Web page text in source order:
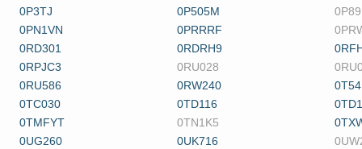
0P3TJ
0P505M
0PN1VN
0PRRRF
0RD301
0RDRH9
0RPJC3
0RU028
0RU586
0RW240
0TC030
0TD116
0TMFYT
0TN1K5
0UG260
0UK716